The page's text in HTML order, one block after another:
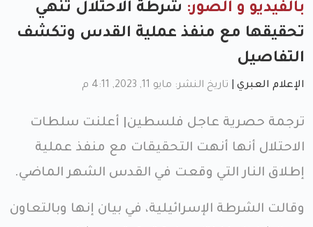
بالفيديو و الصور: شُرطة الاحتلال تُنهي
تحقيقها مع منفذ عملية القدس وتكشف
التفاصيل
الإعلام العبري تاريخ النشر: مايو 11, 2023, 4:11 م
ترجمة حصرية عاجل فلسطين| أعلنت سلطات
الاحتلال أنها أنهت التحقيقات مع منفذ عملية
إطلاق النار التي وقعت في القدس الشهر الماضي.
وقالت الشرطة الإسرائيلية، في بيان إنها وبالتعاون